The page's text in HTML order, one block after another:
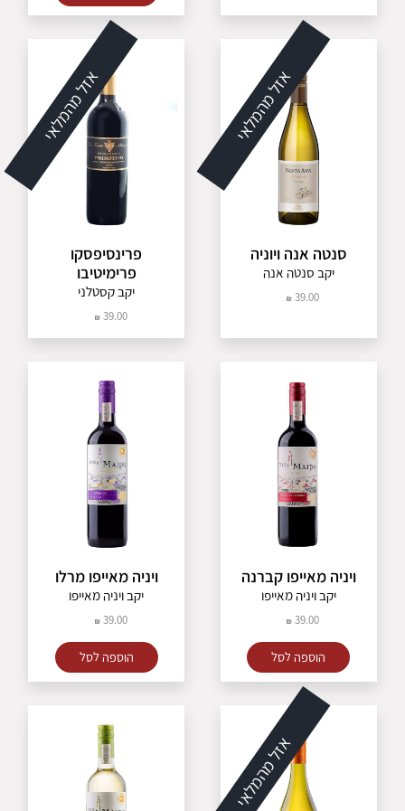
אזל מהמלאי
סנטה אנה ויוניה
יקב סנטה אנה
39.00
אזל מהמלאי
פרינסיפסקו
פרימיטיבו
יקב קסטלני
39.00
ויניה מאייפו קברנה
יקב ויניה מאייפו
39.00
הוספה לסל
ויניה מאייפו מרלו
יקב ויניה מאייפו
39.00
הוספה לסל
אזל מהמלאי